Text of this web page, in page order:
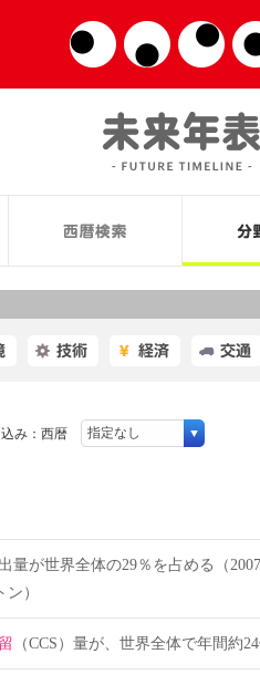
技術 経済 交通
み：西暦
出量が世界全体の29％を占める（
）
（CCS）量が、世界全体で年間約